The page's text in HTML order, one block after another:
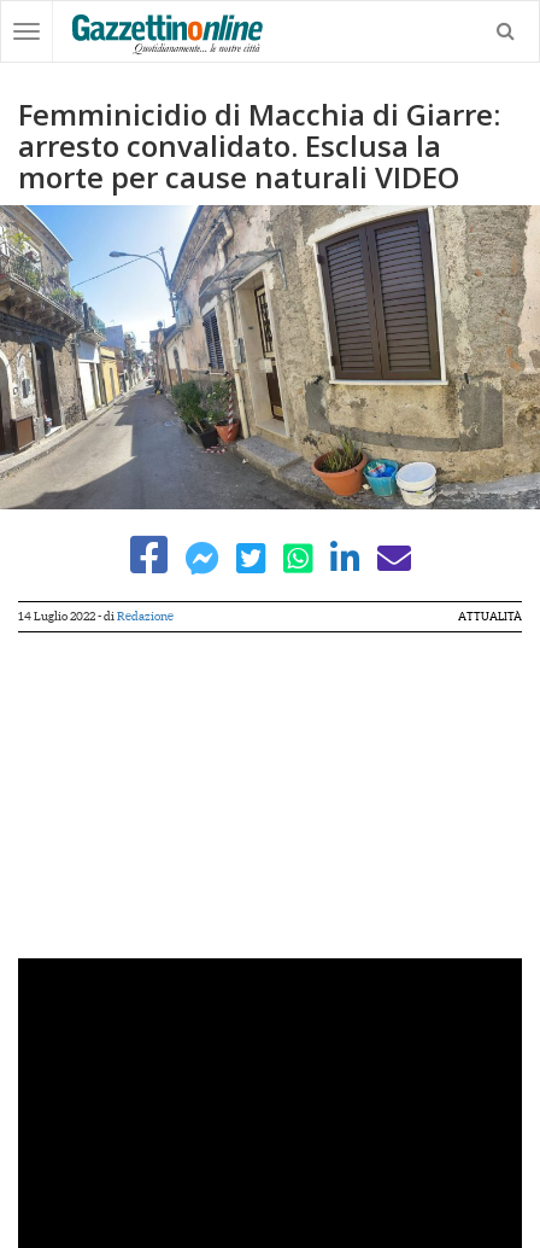
Femminicidio di Macchia di Giarre:
arresto convalidato. Esclusa la
morte per cause naturali VIDEO
14 Luglio 2022- di Redazione ATTUALITÀ